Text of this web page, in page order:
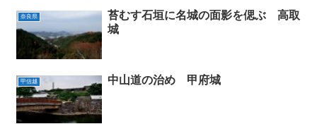
奈良県
苔むす石垣に名城の面影を偲ぶ 高取
城
甲信越 中山道の治め 甲府城